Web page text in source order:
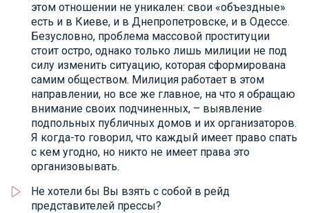
этом отношении не уникален: свои «объездные»
есть и в Киеве, и в Днепропетровске, и в Одессе.
Безусловно, проблема массовой проституции
стоит остро, однако только лишь милиции не под
силу изменить ситуацию, которая сформирована
самим обществом. Милиция работает в этом
направлении, но все же главное, на что я обращаю
внимание своих подчиненных, – выявление
подпольных публичных домов и их организаторов.
Я когда-то говорил, что каждый имеет право спать
с кем угодно, но никто не имеет права это
организовывать.
Не хотели бы Вы взять с собой в рейд
представителей прессы?